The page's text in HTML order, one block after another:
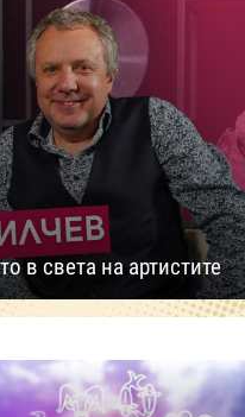
в света на артистите